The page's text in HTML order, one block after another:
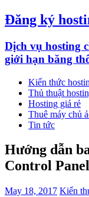
Đăng ký
Dịch vụ hosting
giới hạn băng
Kiến thức
Thủ thuật
Hosting giá rẻ
Thuê máy chủ
Tin tức
Hướng dẫn
Control Panel
May 18, 2017 Kiến